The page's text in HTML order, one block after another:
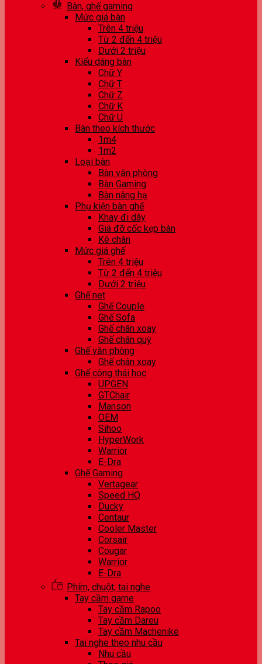
Bàn, ghế gaming
Mức giá bàn
Trên 4 triệu
Từ 2 đến 4 triệu
Dưới 2 triệu
Kiểu dáng bàn
Chữ Y
Chữ T
Chữ Z
Chữ K
Chữ U
Bàn theo kích thước
1m4
1m2
Loại bàn
Bàn văn phòng
Bàn Gaming
Bàn nâng hạ
Phụ kiện bàn ghế
Khay đi dây
Giá đỡ cốc kẹp bàn
Kê chân
Mức giá ghế
Trên 4 triệu
Từ 2 đến 4 triệu
Dưới 2 triệu
Ghế net
Ghế Couple
Ghế Sofa
Ghế chân xoay
Ghế chân quỳ
Ghế văn phòng
Ghế chân xoay
Ghế công thái học
UPGEN
GTChair
Manson
OEM
Sihoo
HyperWork
Warrior
E-Dra
Ghế Gaming
Vertagear
Speed HQ
Ducky
Centaur
Cooler Master
Corsair
Cougar
Warrior
E-Dra
Phím, chuột, tai nghe
Tay cầm game
Tay cầm Rapoo
Tay cầm Dareu
Tay cầm Machenike
Tai nghe theo nhu cầu
Nhu cầu